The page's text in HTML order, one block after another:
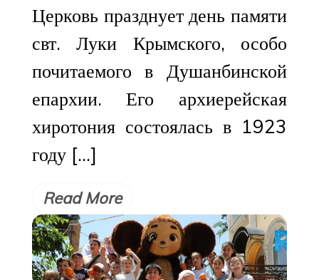
Церковь празднует день памяти
свт. Луки Крымского, особо
почитаемого в Душанбинской
епархии. Его архиерейская
хиротония состоялась в 1923
году […]
Read More